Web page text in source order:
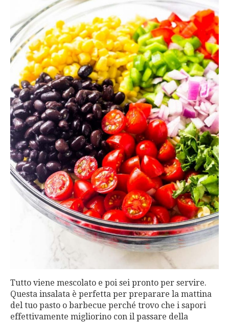
Tutto viene mescolato e poi sei pronto per servire.
Questa insalata è perfetta per preparare la mattina
del tuo pasto o barbecue perché trovo che i sapori
effettivamente migliorino con il passare della